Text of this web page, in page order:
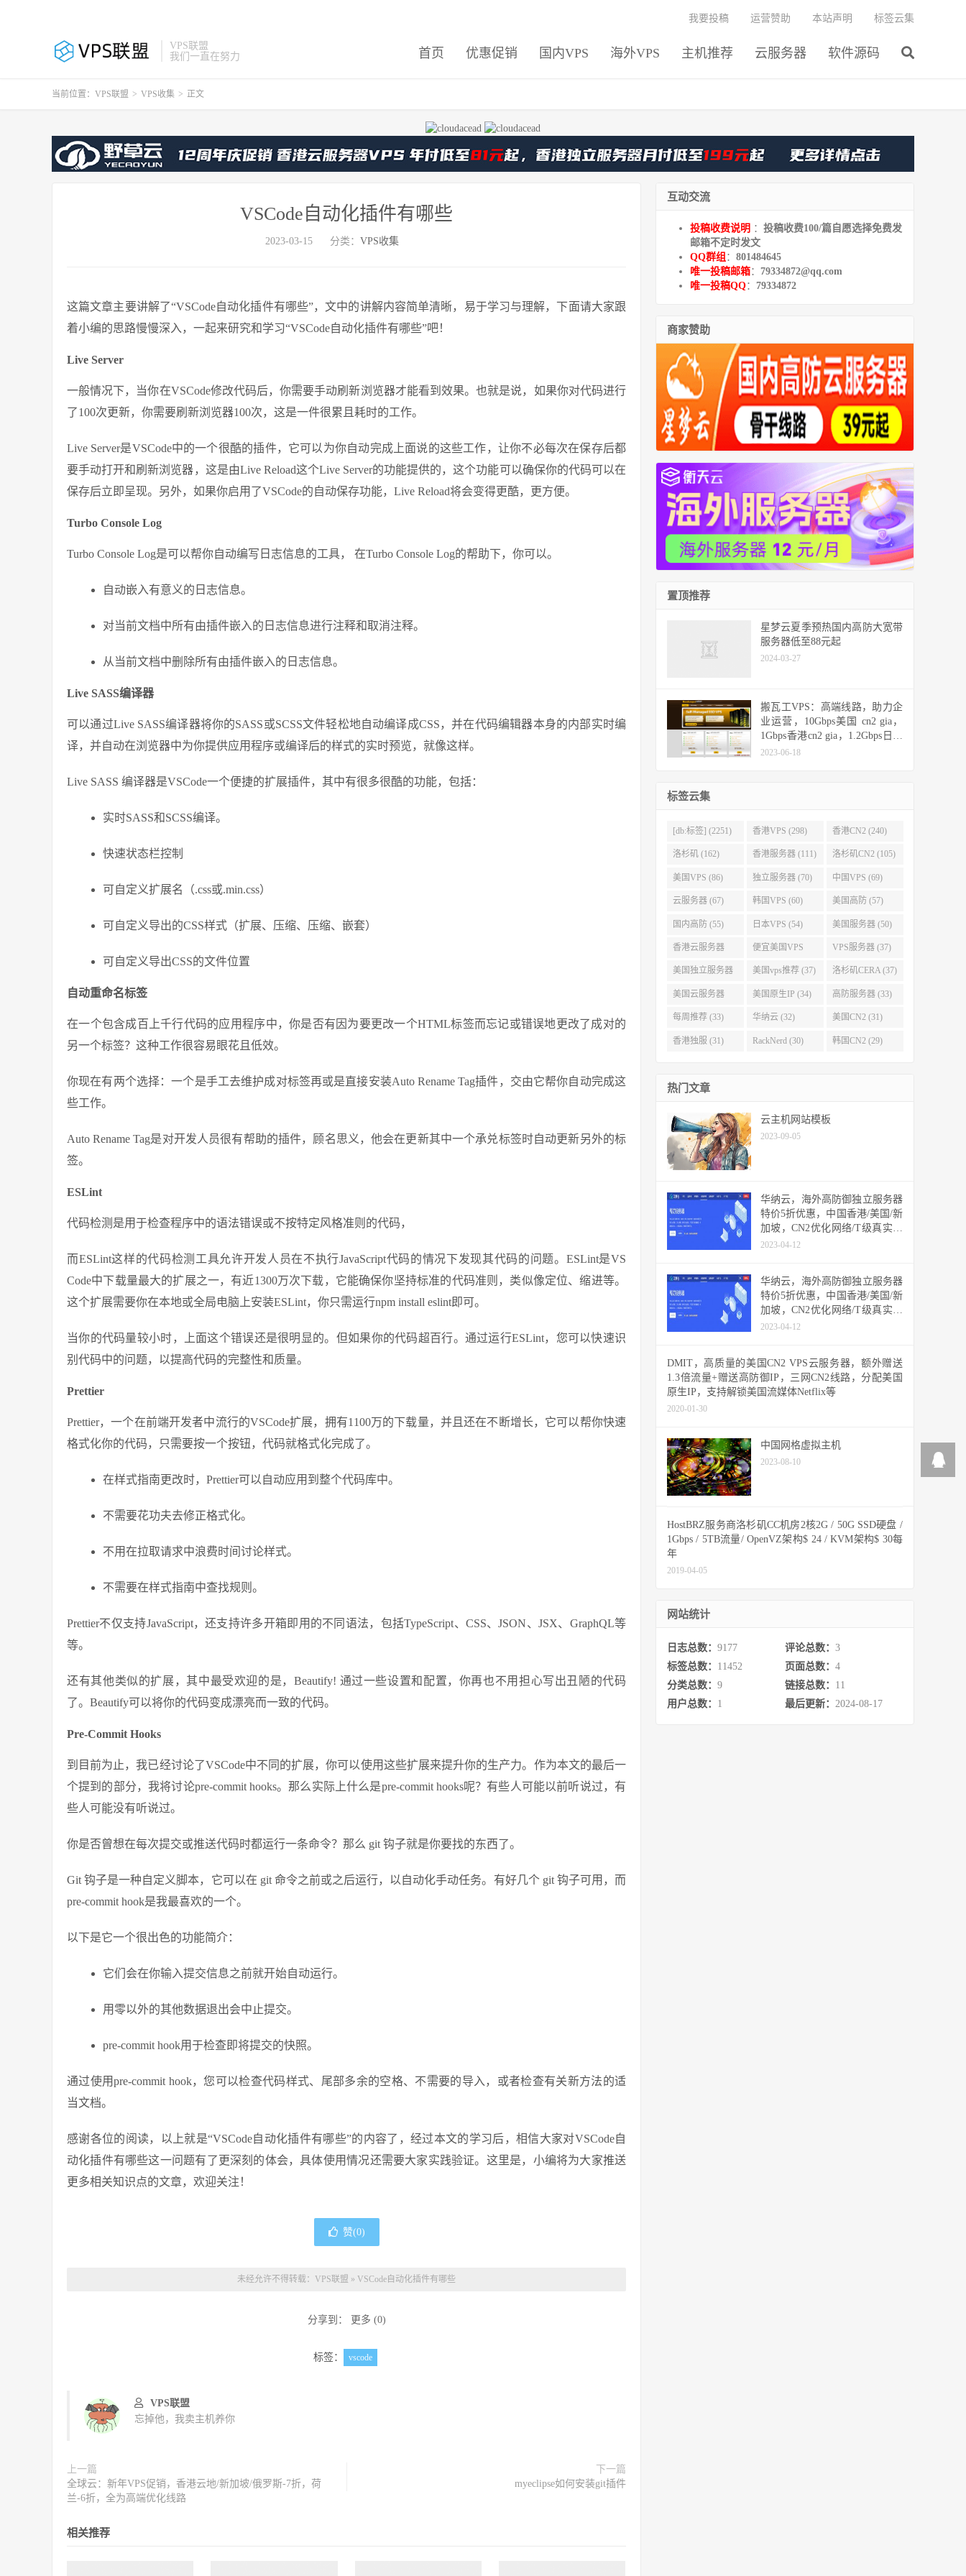
VPS联盟
我们一直在努力
首页 优惠促销 国内VPS 海外VPS 主机推荐 云服务器 软件源码
我要投稿 运营赞助 本站声明 标签云集
当前位置： VPS联盟 > VPS收集 > 正文
VSCode自动化插件有哪些
2023-03-15 分类： VPS收集
这篇文章主要讲解了“VSCode自动化插件有哪些”，文中的讲解内容简单清晰，易于学习与理解，下面请大家跟
着小编的思路慢慢深入，一起来研究和学习“VSCode自动化插件有哪些”吧！
Live Server
一般情况下，当你在VSCode修改代码后，你需要手动刷新浏览器才能看到效果。也就是说，如果你对代码进行
了100次更新，你需要刷新浏览器100次，这是一件很累且耗时的工作。
Live Server是VSCode中的一个很酷的插件，它可以为你自动完成上面说的这些工作，让你不必每次在保存后都
要手动打开和刷新浏览器，这是由Live Reload这个Live Server的功能提供的，这个功能可以确保你的代码可以在
保存后立即呈现。另外，如果你启用了VSCode的自动保存功能，Live Reload将会变得更酷，更方便。
Turbo Console Log
Turbo Console Log是可以帮你自动编写日志信息的工具， 在Turbo Console Log的帮助下，你可以。
自动嵌入有意义的日志信息。
对当前文档中所有由插件嵌入的日志信息进行注释和取消注释。
从当前文档中删除所有由插件嵌入的日志信息。
Live SASS编译器
可以通过Live SASS编译器将你的SASS或SCSS文件轻松地自动编译成CSS，并在代码编辑器本身的内部实时编
译，并自动在浏览器中为你提供应用程序或编译后的样式的实时预览，就像这样。
Live SASS 编译器是VSCode一个便捷的扩展插件，其中有很多很酷的功能，包括：
实时SASS和SCSS编译。
快速状态栏控制
可自定义扩展名（.css或.min.css）
可自定义导出的CSS样式（扩展、压缩、压缩、嵌套）
可自定义导出CSS的文件位置
自动重命名标签
在一个包含成百上千行代码的应用程序中，你是否有因为要更改一个HTML标签而忘记或错误地更改了成对的
另一个标签？这种工作很容易眼花且低效。
你现在有两个选择：一个是手工去维护成对标签再或是直接安装Auto Rename Tag插件，交由它帮你自动完成这
些工作。
Auto Rename Tag是对开发人员很有帮助的插件，顾名思义，他会在更新其中一个承兑标签时自动更新另外的标
签。
ESLint
代码检测是用于检查程序中的语法错误或不按特定风格准则的代码，
而ESLint这样的代码检测工具允许开发人员在不执行JavaScript代码的情况下发现其代码的问题。ESLint是VS
Code中下载量最大的扩展之一，有近1300万次下载，它能确保你坚持标准的代码准则，类似像定位、缩进等。
这个扩展需要你在本地或全局电脑上安装ESLint，你只需运行npm install eslint即可。
当你的代码量较小时，上面这个错误还是很明显的。但如果你的代码超百行。通过运行ESLint，您可以快速识
别代码中的问题，以提高代码的完整性和质量。
Prettier
Prettier，一个在前端开发者中流行的VSCode扩展，拥有1100万的下载量，并且还在不断增长，它可以帮你快速
格式化你的代码，只需要按一个按钮，代码就格式化完成了。
在样式指南更改时，Prettier可以自动应用到整个代码库中。
不需要花功夫去修正格式化。
不用在拉取请求中浪费时间讨论样式。
不需要在样式指南中查找规则。
Prettier不仅支持JavaScript，还支持许多开箱即用的不同语法，包括TypeScript、CSS、JSON、JSX、GraphQL等
等。
还有其他类似的扩展，其中最受欢迎的是，Beautify! 通过一些设置和配置，你再也不用担心写出丑陋的代码
了。Beautify可以将你的代码变成漂亮而一致的代码。
Pre-Commit Hooks
到目前为止，我已经讨论了VSCode中不同的扩展，你可以使用这些扩展来提升你的生产力。作为本文的最后一
个提到的部分，我将讨论pre-commit hooks。那么实际上什么是pre-commit hooks呢？有些人可能以前听说过，有
些人可能没有听说过。
你是否曾想在每次提交或推送代码时都运行一条命令？那么 git 钩子就是你要找的东西了。
Git 钩子是一种自定义脚本，它可以在 git 命令之前或之后运行，以自动化手动任务。有好几个 git 钩子可用，而
pre-commit hook是我最喜欢的一个。
以下是它一个很出色的功能简介：
它们会在你输入提交信息之前就开始自动运行。
用零以外的其他数据退出会中止提交。
pre-commit hook用于检查即将提交的快照。
通过使用pre-commit hook，您可以检查代码样式、尾部多余的空格、不需要的导入，或者检查有关新方法的适
当文档。
感谢各位的阅读，以上就是“VSCode自动化插件有哪些”的内容了，经过本文的学习后，相信大家对VSCode自
动化插件有哪些这一问题有了更深刻的体会，具体使用情况还需要大家实践验证。这里是，小编将为大家推送
更多相关知识点的文章，欢迎关注！
赞(0)
未经允许不得转载： VPS联盟 » VSCode自动化插件有哪些
分享到： 更多 (0)
标签： vscode
VPS联盟
忘掉他，我卖主机养你
上一篇
全球云：新年VPS促销，香港云地/新加坡/俄罗斯-7折，荷
兰-6折，全为高端优化线路
下一篇
myeclipse如何安装git插件
相关推荐
互动交流
投稿收费说明 ： 投稿收费100/篇自愿选择免费发
邮箱不定时发文
QQ群组 ： 801484645
唯一投稿邮箱： 79334872@qq.com
唯一投稿QQ： 79334872
商家赞助
置顶推荐
星梦云夏季预热国内高防大宽带
服务器低至88元起
2024-03-27
搬瓦工VPS：高端线路，助力企
业运营，10Gbps美国 cn2 gia，
1Gbps香港cn2 gia，1.2Gbps日本
cn2 gia，10Gbps日本软银
2023-06-18
标签云集
[db:标签] (2251) 香港VPS (298) 香港CN2 (240)
洛杉矶 (162) 香港服务器 (111) 洛杉矶CN2 (105)
美国VPS (86) 独立服务器 (70) 中国VPS (69)
云服务器 (67) 韩国VPS (60) 美国高防 (57)
国内高防 (55) 日本VPS (54) 美国服务器 (50)
香港云服务器
(40)
便宜美国VPS
(38)
VPS服务器 (37)
美国独立服务器
(37)
美国vps推荐 (37) 洛杉矶CERA (37)
美国云服务器
(34)
美国原生IP (34) 高防服务器 (33)
每周推荐 (33) 华纳云 (32) 美国CN2 (31)
香港独服 (31) RackNerd (30) 韩国CN2 (29)
热门文章
云主机网站模板
2023-09-05
华纳云，海外高防御独立服务器
特价5折优惠，中国香港/美国/新
加坡，CN2优化网络/T级真实防
御/50Gbps DDOS防御
2023-04-12
华纳云，海外高防御独立服务器
特价5折优惠，中国香港/美国/新
加坡，CN2优化网络/T级真实防
御/50Gbps DDOS防御
2023-04-12
DMIT，高质量的美国CN2 VPS云服务器，额外赠送
1.3倍流量+赠送高防御IP，三网CN2线路，分配美国
原生IP，支持解锁美国流媒体Netflix等
2020-01-30
中国网格虚拟主机
2023-08-10
HostBRZ服务商洛杉矶CC机房2核2G / 50G SSD硬盘 /
1Gbps / 5TB流量/ OpenVZ架构$ 24 / KVM架构$ 30每
年
2019-04-05
网站统计
日志总数： 9177 评论总数： 3
标签总数： 11452 页面总数： 4
分类总数： 9 链接总数： 11
用户总数： 1 最后更新： 2024-08-17